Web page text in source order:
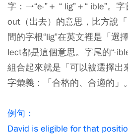
字：→“e-”＋ “ lig”＋“ ible”。字
out（出去）的意思，比方說
間的字根“lig”在英文裡是「選
lect都是這個意思。字尾的“-
組合起來就是「可以被選擇出
字彙義：「合格的、合適的」。
例句：
David is eligible for that